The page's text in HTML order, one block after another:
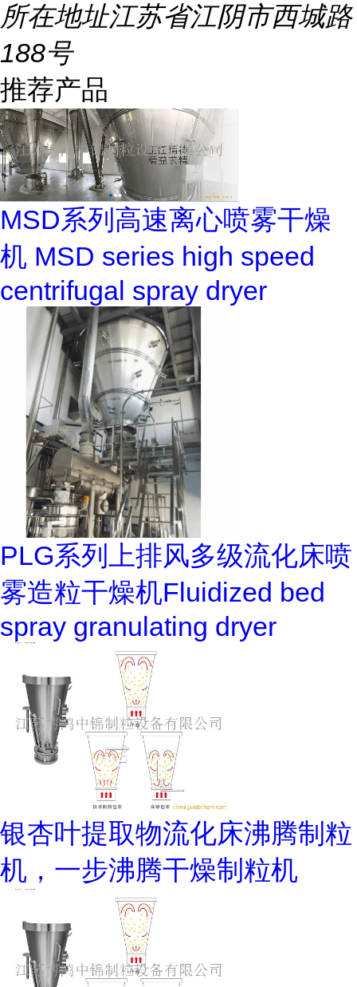
所在地址江苏省江阴市西城路
188号
推荐产品
MSD系列高速离心喷雾干燥
机 MSD series high speed
centrifugal spray dryer
PLG系列上排风多级流化床喷
雾造粒干燥机Fluidized bed
spray granulating dryer
银杏叶提取物流化床沸腾制粒
机，一步沸腾干燥制粒机